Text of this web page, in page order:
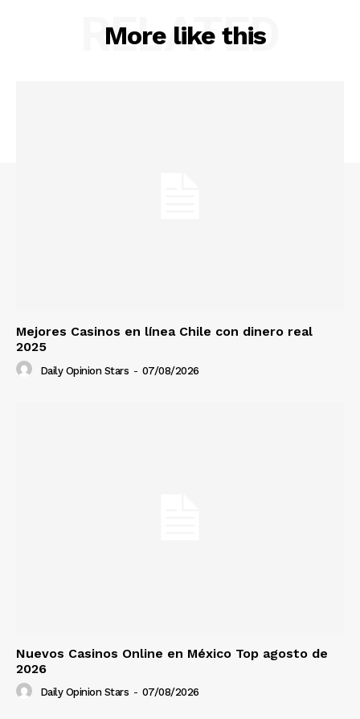
More like this
RELATED
Mejores Casinos en línea Chile con dinero real
2025
Daily Opinion Stars - 07/08/2026
Nuevos Casinos Online en México Top agosto de
2026
Daily Opinion Stars - 07/08/2026